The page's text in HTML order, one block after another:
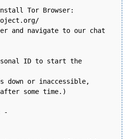
Tor Browser:
and navigate to our chat
ID to start the
or inaccessible,
some time.)
-